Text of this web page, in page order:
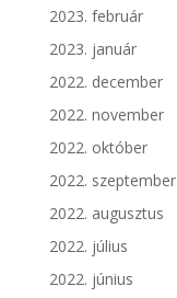
2023. február
2023. január
2022. december
2022. november
2022. október
2022. szeptember
2022. augusztus
2022. július
2022. június